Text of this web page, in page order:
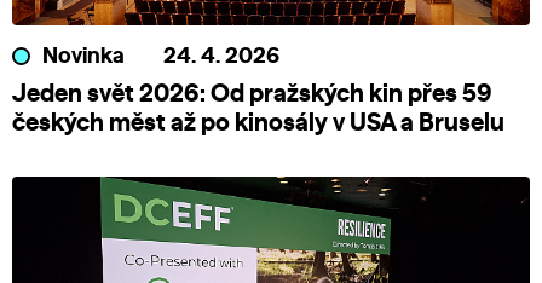
Novinka 24. 4. 2026
Jeden svět 2026: Od pražských kin přes 59
českých měst až po kinosály v USA a Bruselu